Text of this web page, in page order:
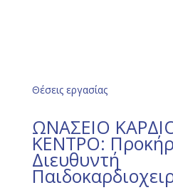
Θέσεις εργασίας
ΩΝΑΣΕΙΟ
ΚΕΝΤΡΟ:
Διευθυντή